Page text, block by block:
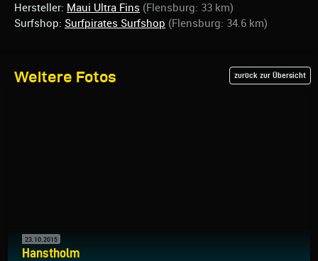
Hersteller: Maui Ultra Fins (Flensburg: 33 km)
Surfshop: Surfpirates Surfshop (Flensburg: 34.6 km)
Weitere Fotos zurück zur Übersicht
23.10.2015
Hanstholm